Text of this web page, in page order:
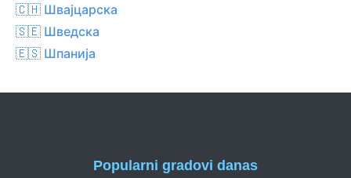
🇨🇭 Швајцарска
🇸🇪 Шведска
🇪🇸 Шпанија
Popularni gradovi danas